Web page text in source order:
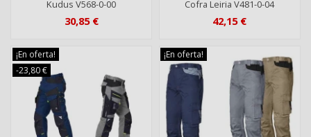
Kudus V568-0-00
30,85 €
Cofra Leiria V481-0-04
42,15 €
¡En oferta!
-23,80 €
¡En oferta!